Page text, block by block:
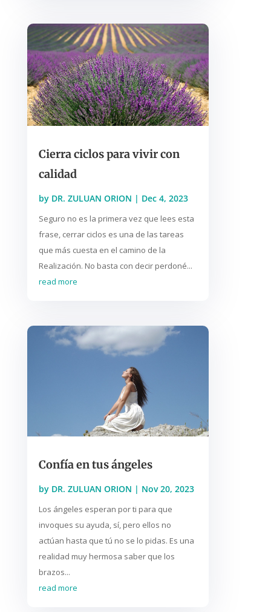
Cierra ciclos para vivir con
calidad
by DR. ZULUAN ORION | Dec 4, 2023
Seguro no es la primera vez que lees esta
frase, cerrar ciclos es una de las tareas
que más cuesta en el camino de la
Realización. No basta con decir perdoné...
read more
Confía en tus ángeles
by DR. ZULUAN ORION | Nov 20, 2023
Los ángeles esperan por ti para que
invoques su ayuda, sí, pero ellos no
actúan hasta que tú no se lo pidas. Es una
realidad muy hermosa saber que los
brazos...
read more